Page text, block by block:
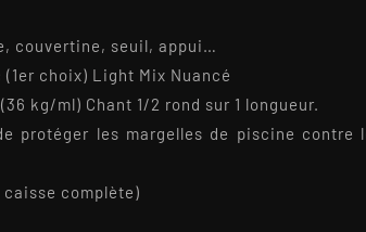
couvertine, seuil, appui…
choix) Light Mix Nuancé
kg/ml) Chant 1/2 rond sur 1 longueur.
protéger les margelles de piscine contre
complète)